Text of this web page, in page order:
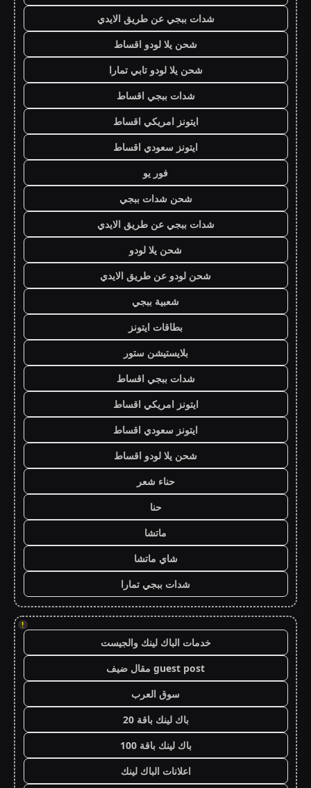
شدات ببجي عن طريق الايدي
شحن يلا لودو اقساط
شحن يلا لودو تابي تمارا
شدات ببجي اقساط
ايتونز امريكي اقساط
ايتونز سعودي اقساط
فور يو
شحن شدات ببجي
شدات ببجي عن طريق الايدي
شحن يلا لودو
شحن لودو عن طريق الايدي
شعبية ببجي
بطاقات ايتونز
بلايستيشن ستور
شدات ببجي اقساط
ايتونز امريكي اقساط
ايتونز سعودي اقساط
شحن يلا لودو اقساط
حناء شعر
حنا
ماتشا
شاي ماتشا
شدات ببجي تمارا
!
خدمات الباك لينك والجيست
guest post مقال ضيف
سوق العرب
باك لينك باقة 20
باك لينك باقة 100
اعلانات الباك لينك